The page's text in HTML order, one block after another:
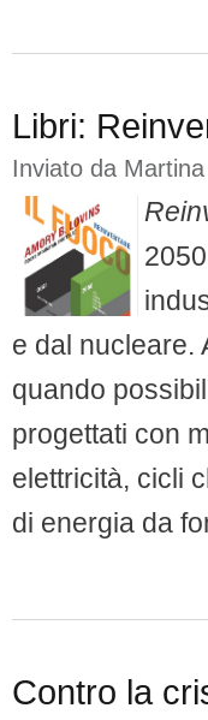
Libri:
Inviato da
e dal nucleare.
quando
progettati con
elettricità, cicli
di energia da
Contro la